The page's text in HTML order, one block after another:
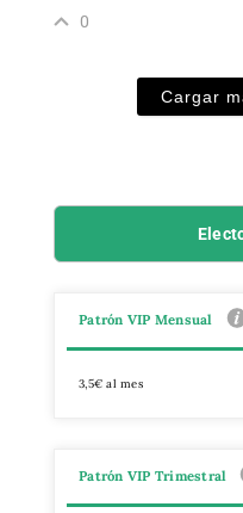
0
Cargar
Patrón VIP Mensual
3,5€ al mes
Patrón VIP Trimestral